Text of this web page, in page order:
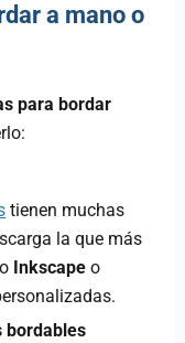
a mano o
para bordar
tienen muchas
la que más
Inkscape o
bordables